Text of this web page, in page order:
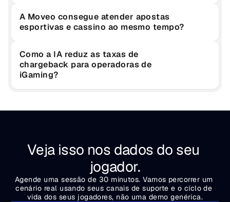
A Moveo consegue atender apostas
esportivas e cassino ao mesmo tempo?
Como a IA reduz as taxas de
chargeback para operadoras de
iGaming?
Veja isso nos dados do seu
jogador.
Agende uma sessão de 30 minutos. Vamos percorrer um
cenário real usando seus canais de suporte e o ciclo de
vida dos seus jogadores, não uma demo genérica.